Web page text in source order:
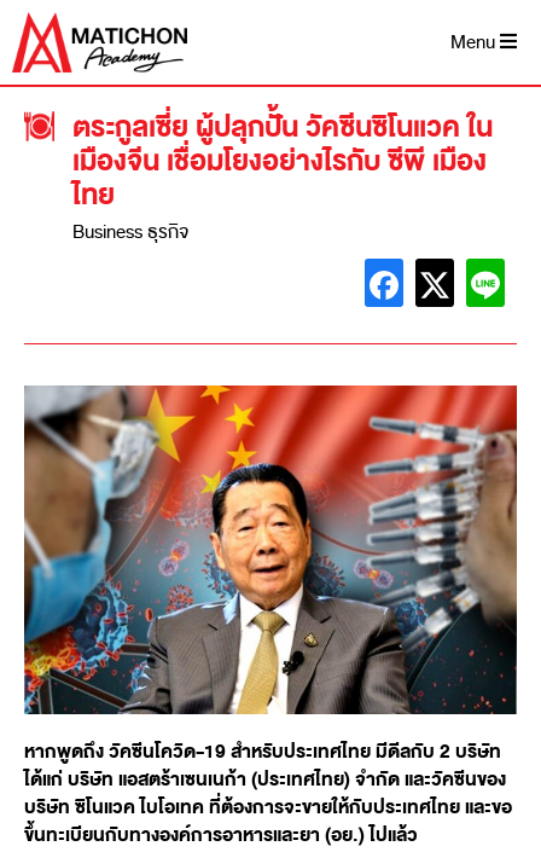
Menu
ตระกูลเซี่ย ผู้ปลุกปั้น วัคซีนซิโนแวค ใน
เมืองจีน เชื่อมโยงอย่างไรกับ ซีพี เมือง
ไทย
Business ธุรกิจ
หากพูดถึง วัคซีนโควิด-19 สำหรับประเทศไทย มีดีลกับ 2 บริษัท
ได้แก่ บริษัท แอสตร้าเซนเนก้า (ประเทศไทย) จำกัด และวัคซีนของ
บริษัท ซิโนแวค ไบโอเทค ที่ต้องการจะขายให้กับประเทศไทย และขอ
ขึ้นทะเบียนกับทางองค์การอาหารและยา (อย.) ไปแล้ว